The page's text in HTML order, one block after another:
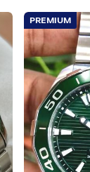
PREMIUM